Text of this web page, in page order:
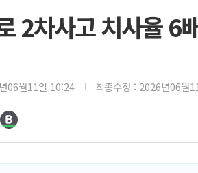
2차사고 치사율
06월11일 10:24 최종수정 : 2026년06월